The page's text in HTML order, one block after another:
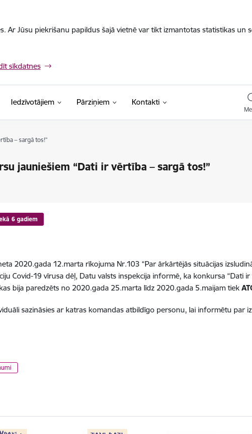
Ar Jūsu piekrišanu papildus šajā vietnē var tikt izmantotas statistikas un
sīkdatnes
Iedzīvotājiem Pārziņiem Kontakti
– sargā tos!”
jauniešiem “Dati ir vērtība – sargā tos!”
6 gadiem
2020.gada 12.marta rīkojuma Nr.103 “Par ārkārtējās situācijas
Covid-19 vīrusa dēļ, Datu valsts inspekcija informē, ka konkursa “Dati
bija paredzēts no 2020.gada 25.marta līdz 2020.gada 5.maijam tiek
sazināsies ar katras komandas atbildīgo personu, lai informētu par